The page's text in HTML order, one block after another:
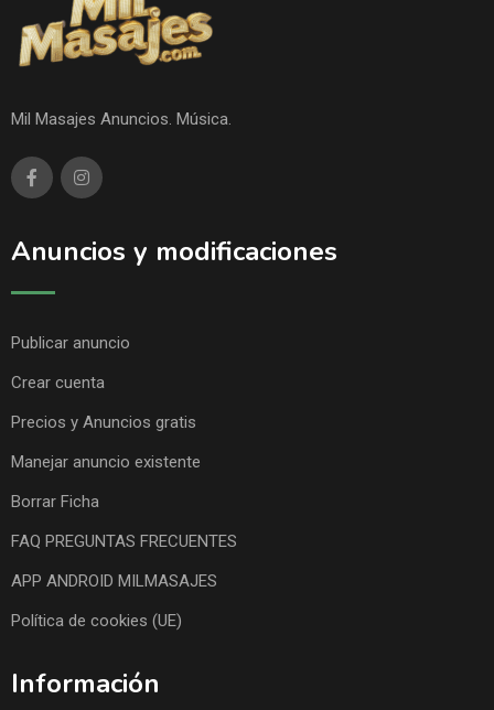
Mil Masajes Anuncios. Música.
Anuncios y modificaciones
Publicar anuncio
Crear cuenta
Precios y Anuncios gratis
Manejar anuncio existente
Borrar Ficha
FAQ PREGUNTAS FRECUENTES
APP ANDROID MILMASAJES
Política de cookies (UE)
Información